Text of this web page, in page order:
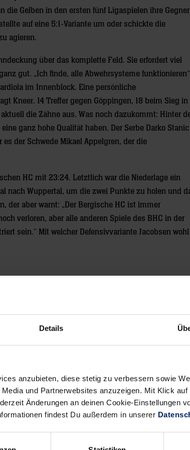
Details
anzubieten, diese stetig zu verbessern sowie
und Partnerwebsites anzuzeigen. Mit Klick auf
Änderungen an deinen Cookie-Einstellungen
findest Du außerdem in unserer
die Gelben in den ersten fünf Ligaspielen ihre Gegner
auf eine 5:1-Variante um oder schickte die
agieren.
über das komplette Feld. Sie erfordert viel
gut. „Ich finde, alle Abwehrsysteme
im Innenblock. Eine persönliche
Kneer. 14 Treffer gegen Göppingen, 18 beim Sieg in
die Zähne aus. Was noch dazukommt: Hinter
ganz hohe Qualität haben. Der Serbe Darko Stanic
der Schwede Mikael Appelgren, der die
HC mit 23:24. Letztlich war die Niederlage ein
nach Wuppertal, um die zwei Punkte zu holen und
der aber warnt: „Der Bergische HC ist immer
verloren, aber alle anderen Spiele des BHC in der
sein.“ Mit welcher Defensivvariante Jacobsen wohl
Alle News anzeigen
News:
Coup